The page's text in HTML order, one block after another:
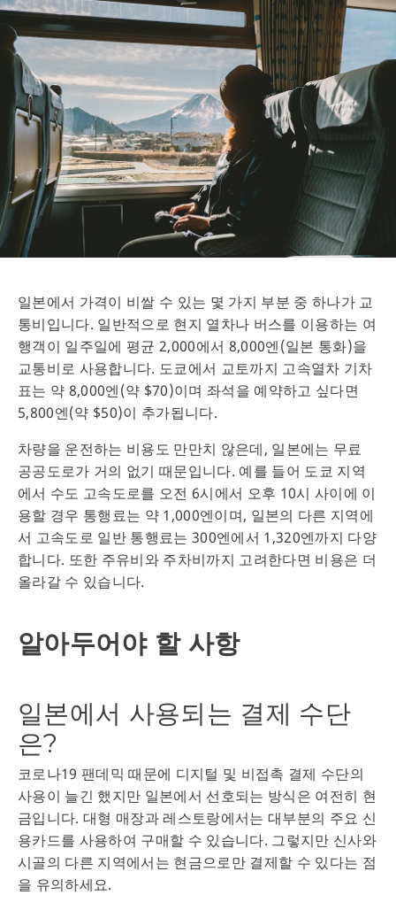
일본에서 가격이 비쌀 수 있는 몇 가지 부분 중 하나가 교
통비입니다. 일반적으로 현지 열차나 버스를 이용하는 여
행객이 일주일에 평균 2,000에서 8,000엔(일본 통화)을
교통비로 사용합니다. 도쿄에서 교토까지 고속열차 기차
표는 약 8,000엔(약 $70)이며 좌석을 예약하고 싶다면
5,800엔(약 $50)이 추가됩니다.
차량을 운전하는 비용도 만만치 않은데, 일본에는 무료
공공도로가 거의 없기 때문입니다. 예를 들어 도쿄 지역
에서 수도 고속도로를 오전 6시에서 오후 10시 사이에 이
용할 경우 통행료는 약 1,000엔이며, 일본의 다른 지역에
서 고속도로 일반 통행료는 300엔에서 1,320엔까지 다양
합니다. 또한 주유비와 주차비까지 고려한다면 비용은 더
올라갈 수 있습니다.
알아두어야 할 사항
일본에서 사용되는 결제 수단
은?
코로나19 팬데믹 때문에 디지털 및 비접촉 결제 수단의
사용이 늘긴 했지만 일본에서 선호되는 방식은 여전히 현
금입니다. 대형 매장과 레스토랑에서는 대부분의 주요 신
용카드를 사용하여 구매할 수 있습니다. 그렇지만 신사와
시골의 다른 지역에서는 현금으로만 결제할 수 있다는 점
을 유의하세요.